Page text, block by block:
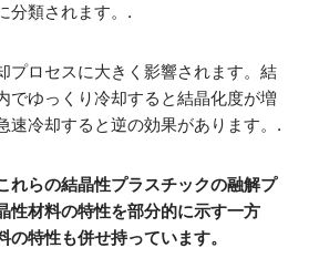
分類されます。.
プロセスに大きく影響されます。結
でゆっくり冷却すると結晶化度が増
速冷却すると逆の効果があります。.
れらの結晶性プラスチックの融解プ
性材料の特性を部分的に示す一方
の特性も併せ持っています。